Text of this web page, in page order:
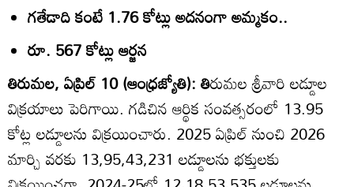
గతేడాది కంటే 1.76 కోట్లు అదనంగా అమ్మకం..
రూ. 567 కోట్లు ఆర్జన
తిరుమల, ఏప్రిల్‌ 10 (ఆంధ్రజ్యోతి): తిరుమల శ్రీవారి లడ్డూల
విక్రయాలు పెరిగాయి. గడిచిన ఆర్థిక సంవత్సరంలో 13.95
కోట్ల లడ్డూలను విక్రయించారు. 2025 ఏప్రిల్‌ నుంచి 2026
మార్చి వరకు 13,95,43,231 లడ్డూలను భక్తులకు